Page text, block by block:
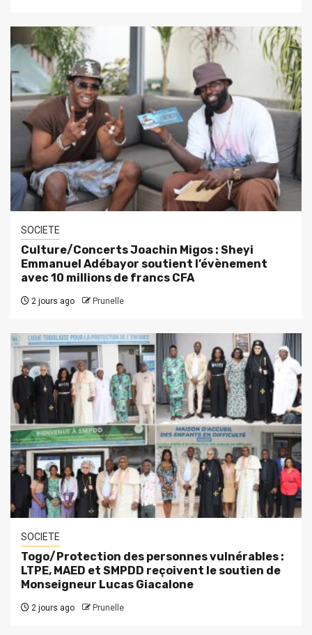
SOCIETE
Culture/Concerts Joachin Migos : Sheyi
Emmanuel Adébayor soutient l’évènement
avec 10 millions de francs CFA
2 jours ago Prunelle
SOCIETE
Togo/Protection des personnes vulnérables :
LTPE, MAED et SMPDD reçoivent le soutien de
Monseigneur Lucas Giacalone
2 jours ago Prunelle